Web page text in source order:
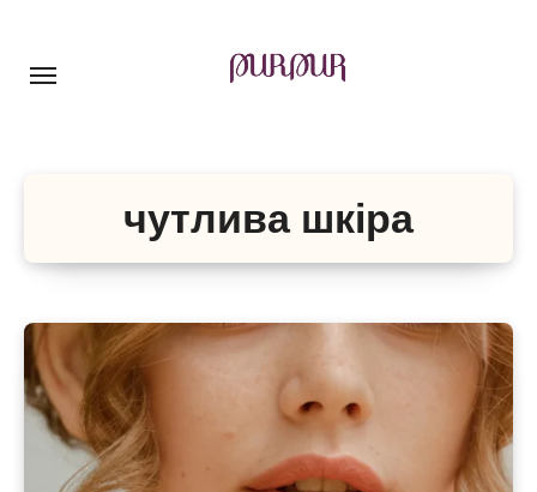
контенту
чутлива шкіра